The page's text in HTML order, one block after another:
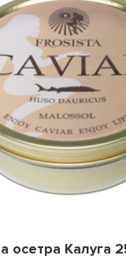
осетра Калуга